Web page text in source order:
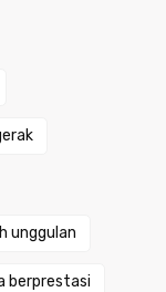
unggulan
berprestasi